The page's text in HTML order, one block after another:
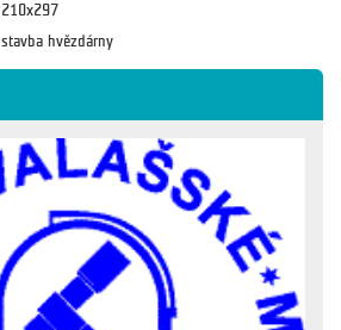
210x297
stavba hvězdárny